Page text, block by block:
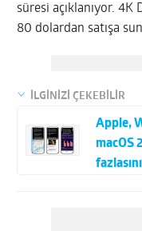
süresi açıklanıyor.
80 dolardan satışa
İLGİNİZİ ÇEKEBİLİR
Apple,
macOS